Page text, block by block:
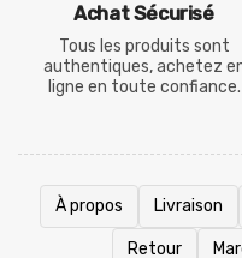
Achat Sécurisé
Tous les produits sont
authentiques, achetez
ligne en toute confiance.
À propos Livraison
Retour